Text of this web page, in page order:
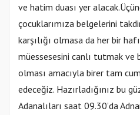
ve hatim duası yer
çocuklarımıza belgelerini
karşılığı olmasa da her bir
müessesesini canlı tutmak ve
olması amacıyla birer tam
edeceğiz. Hazırladığınız bu
Adanalıları saat 09.30’da